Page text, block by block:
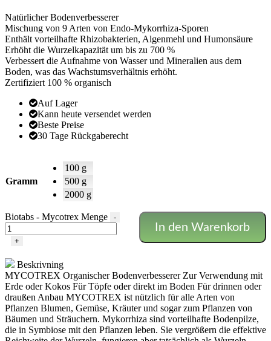
Natürlicher Bodenverbesserer
Mischung von 9 Arten von Endo-Mykorrhiza-Sporen
Enthält vorteilhafte Rhizobakterien, Algenmehl und Humonsäure
Erhöht die Wurzelkapazität um bis zu 700 %
Verbessert die Aufnahme von Wasser und Mineralien aus dem
Boden, was das Wachstumsverhältnis erhöht.
Zertifiziert 100 % organisch
Auf Lager
Kann heute versendet werden
Beste Preise
30 Tage Rückgaberecht
Gramm
100 g
500 g
2000 g
Biotabs - Mycotrex Menge -
+
In den Warenkorb
Beskrivning
MYCOTREX Organischer Bodenverbesserer Zur Verwendung mit
Erde oder Kokos Für Töpfe oder direkt im Boden Für drinnen oder
draußen Anbau MYCOTREX ist nützlich für alle Arten von
Pflanzen Blumen, Gemüse, Kräuter und sogar zum Pflanzen von
Bäumen und Sträuchern. Mykorrhiza sind vorteilhafte Bodenpilze,
die in Symbiose mit den Pflanzen leben. Sie vergrößern die effektive